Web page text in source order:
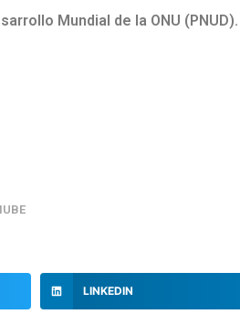
Mundial de la ONU (PNUD).
LINKEDIN